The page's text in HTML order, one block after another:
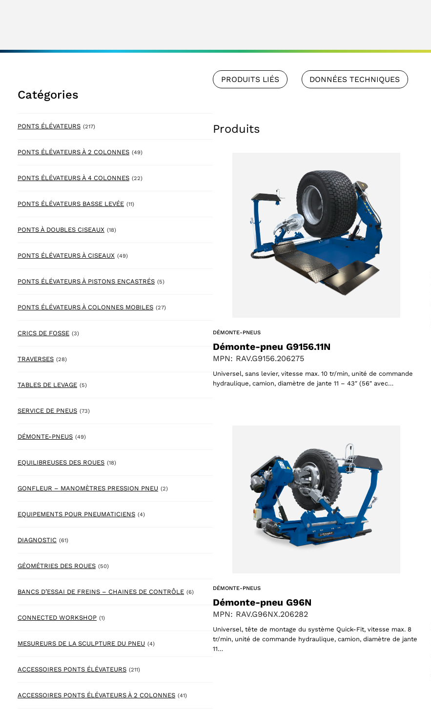
Catégories
PONTS ÉLÉVATEURS (217)217 products
PONTS ÉLÉVATEURS À 2 COLONNES (49)49 products
PONTS ÉLÉVATEURS À 4 COLONNES (22)22 products
PONTS ÉLÉVATEURS BASSE LEVÉE (11)11 products
PONTS À DOUBLES CISEAUX (18)18 products
PONTS ÉLÉVATEURS À CISEAUX (49)49 products
PONTS ÉLÉVATEURS À PISTONS ENCASTRÉS (5)5 products
PONTS ÉLÉVATEURS À COLONNES MOBILES (27)27 products
CRICS DE FOSSE (3)3 products
TRAVERSES (28)28 products
TABLES DE LEVAGE (5)5 products
SERVICE DE PNEUS (73)73 products
DÉMONTE-PNEUS (49)49 products
EQUILIBREUSES DES ROUES (18)18 products
GONFLEUR – MANOMÈTRES PRESSION PNEU (2)2 products
EQUIPEMENTS POUR PNEUMATICIENS (4)4 products
DIAGNOSTIC (61)61 products
GÉOMÉTRIES DES ROUES (50)50 products
BANCS D’ESSAI DE FREINS – CHAINES DE CONTRÔLE (6)6 products
CONNECTED WORKSHOP (1)1 product
MESUREURS DE LA SCULPTURE DU PNEU (4)4 products
ACCESSOIRES PONTS ÉLÉVATEURS (211)211 products
ACCESSOIRES PONTS ÉLÉVATEURS À 2 COLONNES (41)41 products
PRODUITS LIÉS DONNÉES TECHNIQUES
Produits
DÉMONTE-PNEUS
Démonte-pneu G9156.11N
MPN: RAV.G9156.206275
Universel, sans levier, vitesse max. 10 tr/min, unité de commande
hydraulique, camion, diamètre de jante 11 – 43″ (56″ avec…
DÉMONTE-PNEUS
Démonte-pneu G96N
MPN: RAV.G96NX.206282
Universel, tête de montage du système Quick-Fit, vitesse max. 8
tr/min, unité de commande hydraulique, camion, diamètre de jante
11…
Sélectionner une région
ACCEPTER